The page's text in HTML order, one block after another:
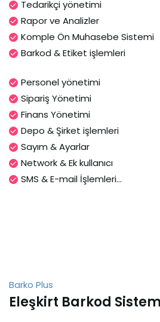
Tedarikçi yönetimi
Rapor ve Analizler
Komple Ön Muhasebe Sistemi
Barkod & Etiket işlemleri
Personel yönetimi
Sipariş Yönetimi
Finans Yönetimi
Depo & Şirket işlemleri
Sayım & Ayarlar
Network & Ek kullanıcı
SMS & E-mail İşlemleri...
Barko Plus
Eleşkirt Barkod